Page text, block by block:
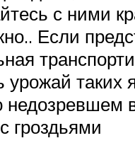
с ними
Если
урожай таких
недозревшем
гроздьями